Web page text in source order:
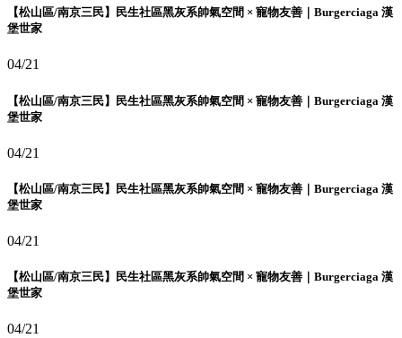
【松山區/南京三民】民生社區黑灰系帥氣空間 × 寵物友善｜Burgerciaga 漢
堡世家
04/21
【松山區/南京三民】民生社區黑灰系帥氣空間 × 寵物友善｜Burgerciaga 漢
堡世家
04/21
【松山區/南京三民】民生社區黑灰系帥氣空間 × 寵物友善｜Burgerciaga 漢
堡世家
04/21
【松山區/南京三民】民生社區黑灰系帥氣空間 × 寵物友善｜Burgerciaga 漢
堡世家
04/21